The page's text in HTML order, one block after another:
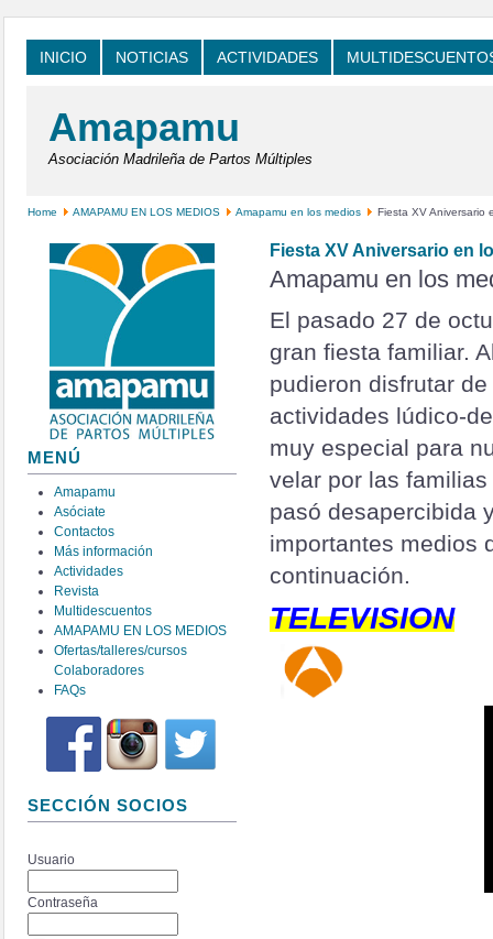
INICIO NOTICIAS ACTIVIDADES
Amapamu
Asociación Madrileña de Partos Múltiples
Home AMAPAMU EN LOS MEDIOS Amapamu en los medios Fiesta XV Aniversario
MENÚ
Amapamu
Asóciate
Contactos
Más información
Actividades
Revista
Multidescuentos
AMAPAMU EN LOS MEDIOS
Ofertas/talleres/cursos
Colaboradores
FAQs
SECCIÓN SOCIOS
Usuario
Contraseña
Fiesta XV Aniversario en
Amapamu en los
El pasado 27 de
gran fiesta familiar.
pudieron disfrutar
actividades lúdico-
muy especial para
velar por las
pasó desapercibida
importantes medios
continuación.
TELEVISION